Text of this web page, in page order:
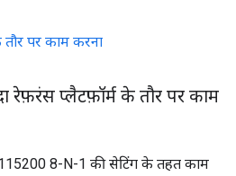
पर काम करना
रेफ़रंस प्लैटफ़ॉर्म के तौर पर काम
115200 8-N-1 की सेटिंग के तहत काम